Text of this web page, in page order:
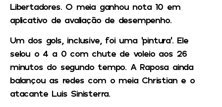
Libertadores. O meia ganhou nota 10 em
aplicativo de avaliação de desempenho.
Um dos gols, inclusive, foi uma ‘pintura’. Ele
selou o 4 a 0 com chute de voleio aos 26
minutos do segundo tempo. A Raposa ainda
balançou as redes com o meia Christian e o
atacante Luis Sinisterra.